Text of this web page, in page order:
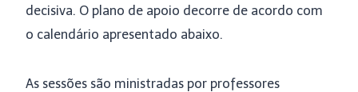
decisiva. O plano de apoio decorre de acordo com
o calendário apresentado abaixo.
As sessões são ministradas por professores